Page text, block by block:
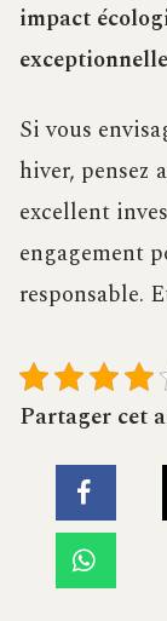
impact
exceptionnelle
Si vous
hiver, pensez
excellent
engagement
responsable.
Partager cet